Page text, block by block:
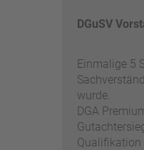
DGuSV
Einmalige 5
wurde.
DGA
Qualifikation